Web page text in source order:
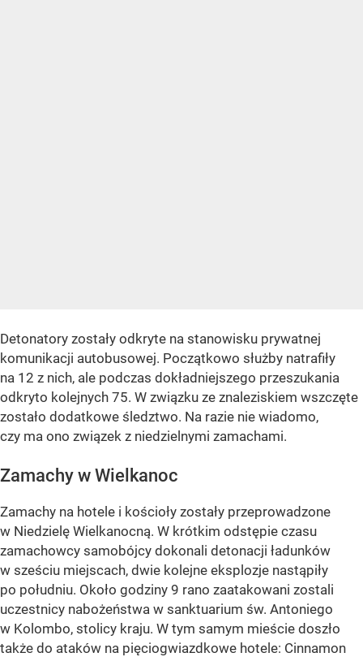
Detonatory zostały odkryte na stanowisku prywatnej
komunikacji autobusowej. Początkowo służby natrafiły
na 12 z nich, ale podczas dokładniejszego przeszukania
odkryto kolejnych 75. W związku ze znaleziskiem wszczęte
zostało dodatkowe śledztwo. Na razie nie wiadomo,
czy ma ono związek z niedzielnymi zamachami.
Zamachy w Wielkanoc
Zamachy na hotele i kościoły zostały przeprowadzone
w Niedzielę Wielkanocną. W krótkim odstępie czasu
zamachowcy samobójcy dokonali detonacji ładunków
w sześciu miejscach, dwie kolejne eksplozje nastąpiły
po południu. Około godziny 9 rano zaatakowani zostali
uczestnicy nabożeństwa w sanktuarium św. Antoniego
w Kolombo, stolicy kraju. W tym samym mieście doszło
także do ataków na pięciogwiazdkowe hotele: Cinnamon